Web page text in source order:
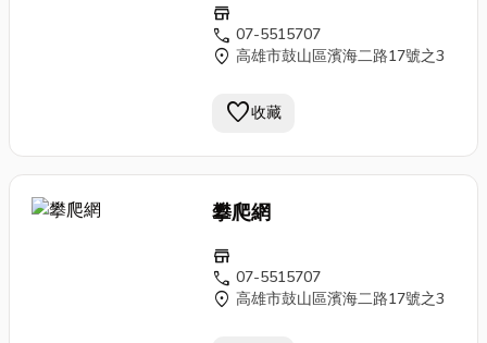
store
call 07-5515707
location_on 高雄市鼓山區濱海二路17號之3
favorite收藏
攀爬網
store
call 07-5515707
location_on 高雄市鼓山區濱海二路17號之3